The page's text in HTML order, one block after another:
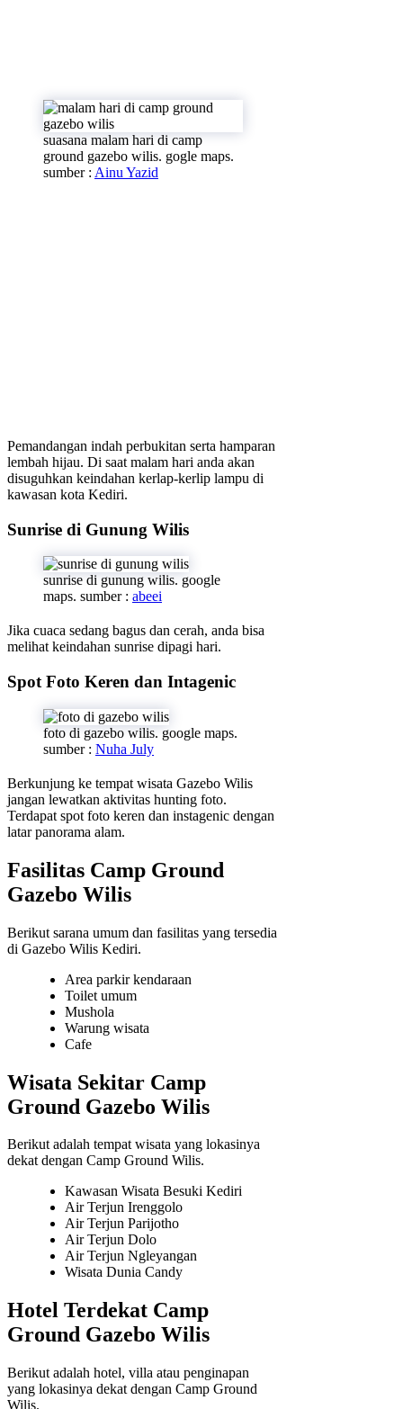
suasana malam hari di camp
ground gazebo wilis. gogle maps.
sumber : Ainu Yazid
Pemandangan indah perbukitan serta hamparan
lembah hijau. Di saat malam hari anda akan
disuguhkan keindahan kerlap-kerlip lampu di
kawasan kota Kediri.
Sunrise di Gunung Wilis
sunrise di gunung wilis. google
maps. sumber : abeei
Jika cuaca sedang bagus dan cerah, anda bisa
melihat keindahan sunrise dipagi hari.
Spot Foto Keren dan Intagenic
foto di gazebo wilis. google maps.
sumber : Nuha July
Berkunjung ke tempat wisata Gazebo Wilis
jangan lewatkan aktivitas hunting foto.
Terdapat spot foto keren dan instagenic dengan
latar panorama alam.
Fasilitas Camp Ground
Gazebo Wilis
Berikut sarana umum dan fasilitas yang tersedia
di Gazebo Wilis Kediri.
Area parkir kendaraan
Toilet umum
Mushola
Warung wisata
Cafe
Wisata Sekitar Camp
Ground Gazebo Wilis
Berikut adalah tempat wisata yang lokasinya
dekat dengan Camp Ground Wilis.
Kawasan Wisata Besuki Kediri
Air Terjun Irenggolo
Air Terjun Parijotho
Air Terjun Dolo
Air Terjun Ngleyangan
Wisata Dunia Candy
Hotel Terdekat Camp
Ground Gazebo Wilis
Berikut adalah hotel, villa atau penginapan
yang lokasinya dekat dengan Camp Ground
Wilis.